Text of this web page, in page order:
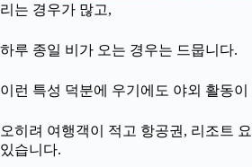
리는 경우가 많고,
하루 종일 비가 오는 경우는 드뭅니다.
이런 특성 덕분에 우기에도 야외 활동이
오히려 여행객이 적고 항공권, 리조트
있습니다.